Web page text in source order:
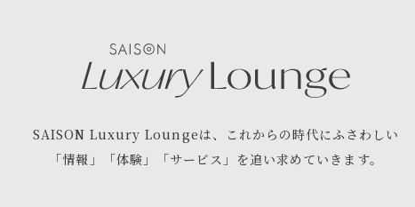
SAISON Luxury Loungeは、
これからの時代にふさわしい
「情報」「体験」「サービス」を追い求めていきます。